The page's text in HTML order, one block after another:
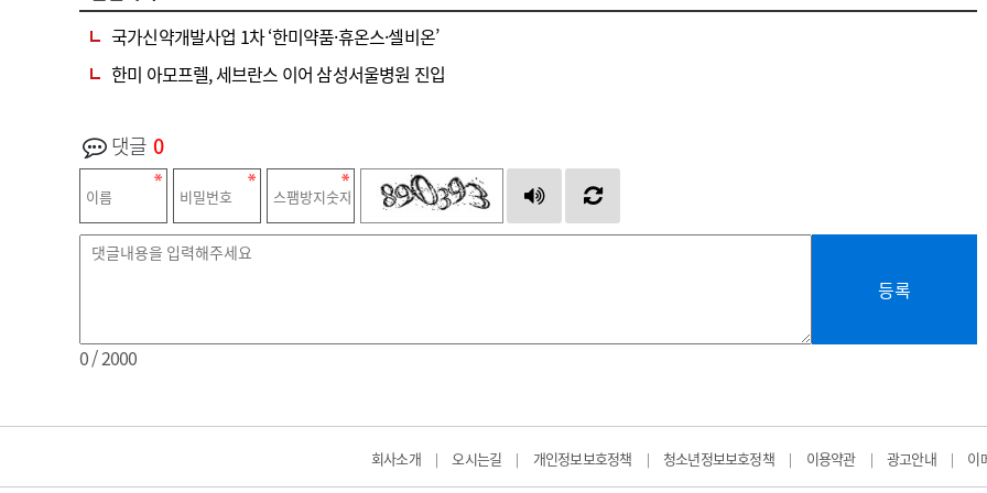
국가신약개발사업 1차 ‘한미약품·휴온스·셀비온’
한미 아모프렐, 세브란스 이어 삼성서울병원 진입
댓글 0
등록
0/ 2000
회사소개 | 오시는길 | 개인정보보호정책 | 청소년정보보호정책 | 이용약관 | 광고안내 | 이